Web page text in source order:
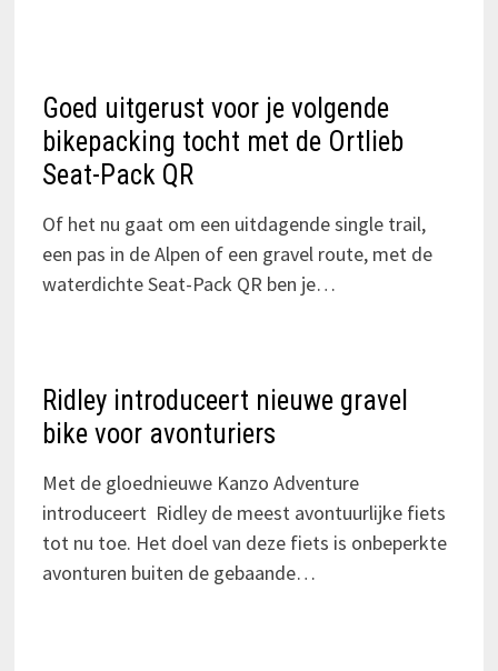
Goed uitgerust voor je volgende
bikepacking tocht met de Ortlieb
Seat-Pack QR
Of het nu gaat om een uitdagende single trail,
een pas in de Alpen of een gravel route, met de
waterdichte Seat-Pack QR ben je…
Ridley introduceert nieuwe gravel
bike voor avonturiers
Met de gloednieuwe Kanzo Adventure
introduceert Ridley de meest avontuurlijke fiets
tot nu toe. Het doel van deze fiets is onbeperkte
avonturen buiten de gebaande…